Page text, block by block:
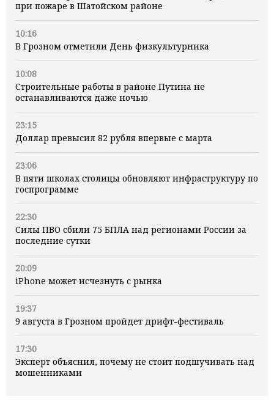
при пожаре в Шатойском районе
10:16
В Грозном отметили День физкультурника
10:08
Строительные работы в районе Путина не
останавливаются даже ночью
23:15
Доллар превысил 82 рубля впервые с марта
23:06
В пяти школах столицы обновляют инфраструктуру по
госпрограмме
22:30
Силы ПВО сбили 75 БПЛА над регионами России за
последние сутки
20:09
iPhone может исчезнуть с рынка
19:37
9 августа в Грозном пройдет дрифт-фестиваль
17:30
Эксперт объяснил, почему не стоит подшучивать над
мошенниками